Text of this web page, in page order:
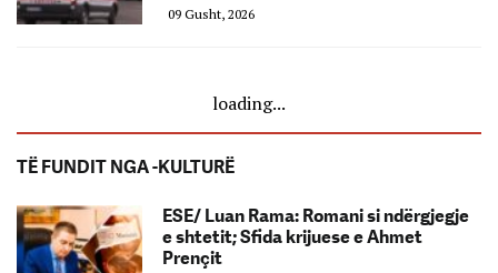
09 Gusht, 2026
loading...
TË FUNDIT NGA -KULTURË
ESE/ Luan Rama: Romani si ndërgjegje
e shtetit; Sfida krijuese e Ahmet
Prençit